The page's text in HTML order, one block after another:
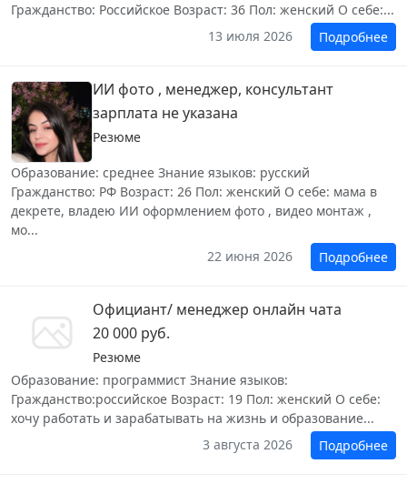
Гражданство: Российское Возраст: 36 Пол: женский О себе:...
13 июля 2026
Подробнее
ИИ фото , менеджер, консультант
зарплата не указана
Резюме
Образование: среднее Знание языков: русский
Гражданство: РФ Возраст: 26 Пол: женский О себе: мама в
декрете, владею ИИ оформлением фото , видео монтаж ,
мо...
22 июня 2026
Подробнее
Официант/ менеджер онлайн чата
20 000 руб.
Резюме
Образование: программист Знание языков:
Гражданство:российское Возраст: 19 Пол: женский О себе:
хочу работать и зарабатывать на жизнь и образование...
3 августа 2026
Подробнее